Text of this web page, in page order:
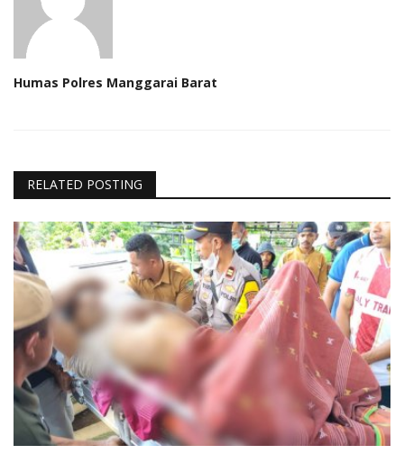
Humas Polres Manggarai Barat
RELATED POSTING